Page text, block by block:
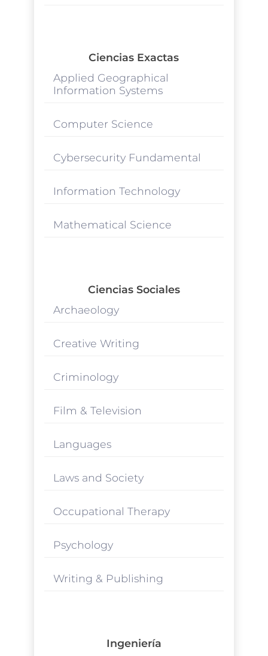
Ciencias Exactas
Applied Geographical
Information Systems
Computer Science
Cybersecurity Fundamental
Information Technology
Mathematical Science
Ciencias Sociales
Archaeology
Creative Writing
Criminology
Film & Television
Languages
Laws and Society
Occupational Therapy
Psychology
Writing & Publishing
Ingeniería